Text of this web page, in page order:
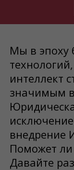
Мы в эпоху
интеллект
значимым
внедрение
Поможет ли
Давайте